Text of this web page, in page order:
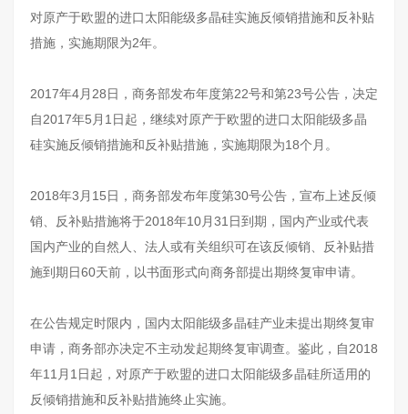
对原产于欧盟的进口太阳能级多晶硅实施反倾销措施和反补贴
措施，实施期限为2年。
2017年4月28日，商务部发布年度第22号和第23号公告，决定
自2017年5月1日起，继续对原产于欧盟的进口太阳能级多晶
硅实施反倾销措施和反补贴措施，实施期限为18个月。
2018年3月15日，商务部发布年度第30号公告，宣布上述反倾
销、反补贴措施将于2018年10月31日到期，国内产业或代表
国内产业的自然人、法人或有关组织可在该反倾销、反补贴措
施到期日60天前，以书面形式向商务部提出期终复审申请。
在公告规定时限内，国内太阳能级多晶硅产业未提出期终复审
申请，商务部亦决定不主动发起期终复审调查。鉴此，自2018
年11月1日起，对原产于欧盟的进口太阳能级多晶硅所适用的
反倾销措施和反补贴措施终止实施。